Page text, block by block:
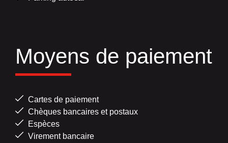
Moyens de paiement
Cartes de paiement
Chèques bancaires et postaux
Espèces
Virement bancaire